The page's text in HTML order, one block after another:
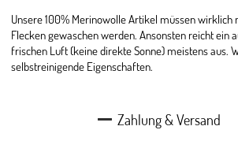
Unsere 100% Merinowolle Artikel müssen
Flecken gewaschen werden. Ansonsten reicht ein
frischen Luft (keine direkte Sonne) meistens aus.
selbstreinigende Eigenschaften.
Zahlung & Versand